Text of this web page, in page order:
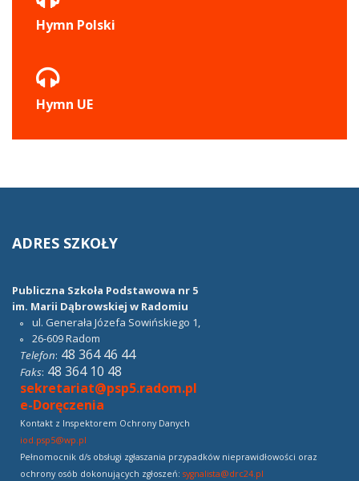
Hymn Polski
Hymn UE
ADRES SZKOŁY
Publiczna Szkoła Podstawowa nr 5
im. Marii Dąbrowskiej w Radomiu
ul. Generała Józefa Sowińskiego 1,
26-609Radom
Telefon: 48 364 46 44
Faks: 48 364 10 48
sekretariat@psp5.radom.pl
e-Doręczenia
Kontakt z Inspektorem Ochrony Danych
iod.psp5@wp.pl
Pełnomocnik d/s obsługi zgłaszania przypadków nieprawidłowości oraz
ochrony osób dokonujących zgłoszeń: sygnalista@drc24.pl